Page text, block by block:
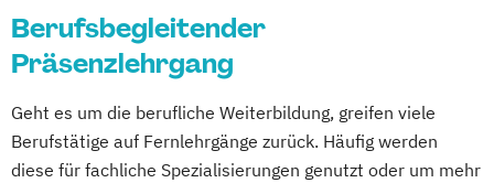
Berufsbegleitender
Präsenzlehrgang
Geht es um die berufliche Weiterbildung, greifen viele
Berufstätige auf Fernlehrgänge zurück. Häufig werden
diese für fachliche Spezialisierungen genutzt oder um mehr